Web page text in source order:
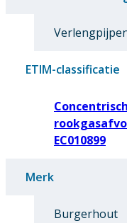
ETIM-classificatie
Concentrisch
EC010899
Merk
Burgerhout